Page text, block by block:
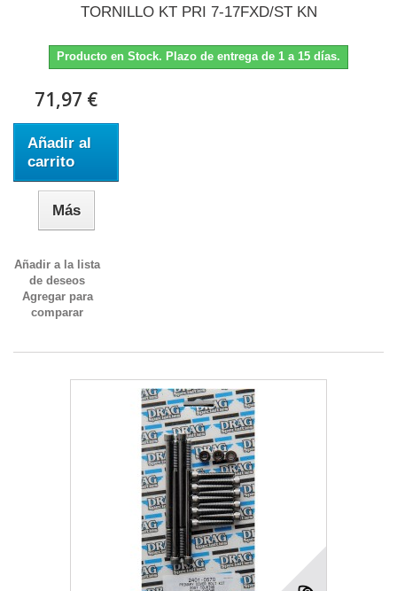
TORNILLO KT PRI 7-17FXD/ST KN
Producto en Stock. Plazo de entrega de 1 a 15 días.
71,97 €
Añadir al
carrito
Más
Añadir a la lista
de deseos
Agregar para
comparar